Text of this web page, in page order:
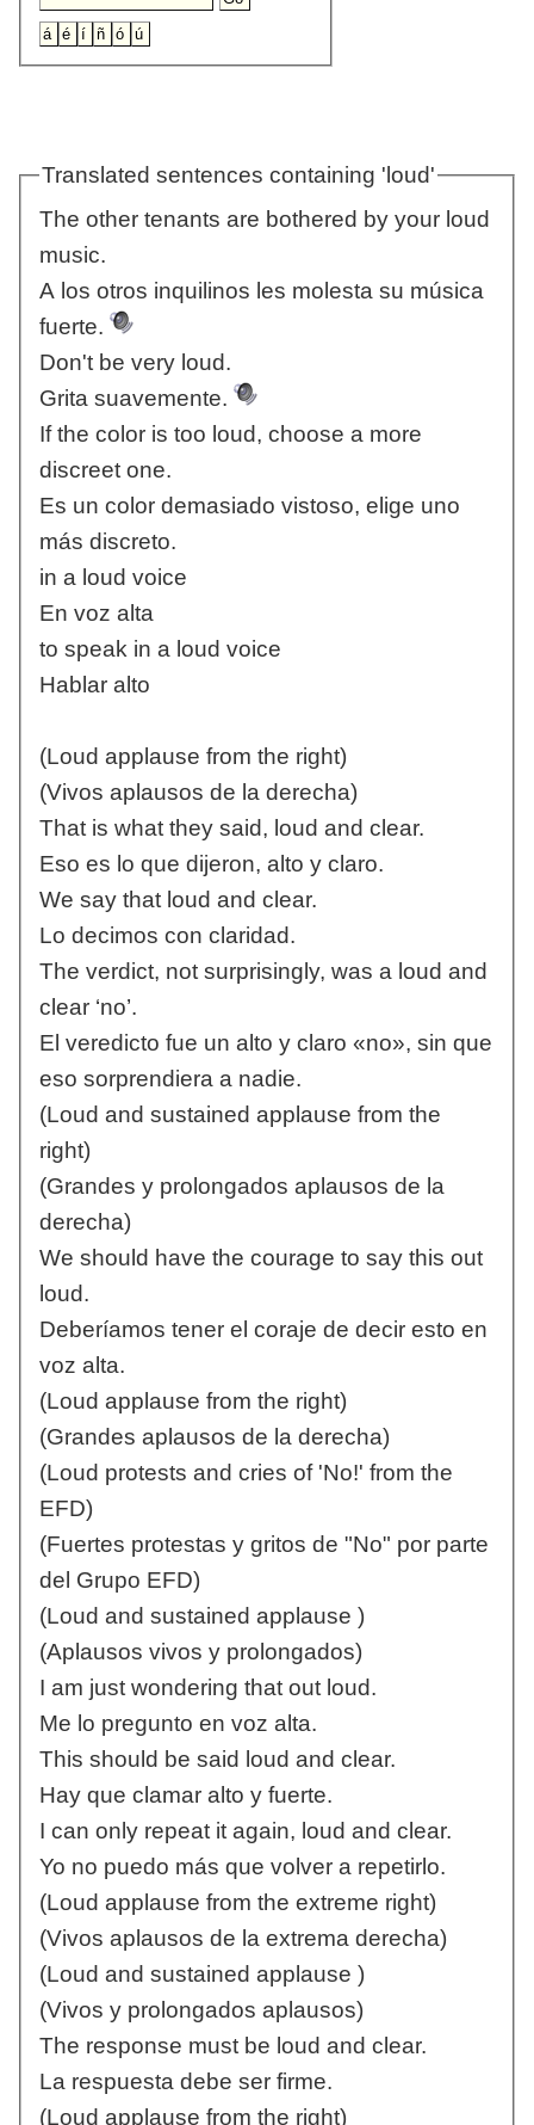
Translated sentences containing 'loud'
The other tenants are bothered by your loud
music.
A los otros inquilinos les molesta su música
fuerte.
Don't be very loud.
Grita suavemente.
If the color is too loud, choose a more
discreet one.
Es un color demasiado vistoso, elige uno
más discreto.
in a loud voice
En voz alta
to speak in a loud voice
Hablar alto
(Loud applause from the right)
(Vivos aplausos de la derecha)
That is what they said, loud and clear.
Eso es lo que dijeron, alto y claro.
We say that loud and clear.
Lo decimos con claridad.
The verdict, not surprisingly, was a loud and
clear ‘no’.
El veredicto fue un alto y claro «no», sin que
eso sorprendiera a nadie.
(Loud and sustained applause from the
right)
(Grandes y prolongados aplausos de la
derecha)
We should have the courage to say this out
loud.
Deberíamos tener el coraje de decir esto en
voz alta.
(Loud applause from the right)
(Grandes aplausos de la derecha)
(Loud protests and cries of 'No!' from the
EFD)
(Fuertes protestas y gritos de "No" por parte
del Grupo EFD)
(Loud and sustained applause )
(Aplausos vivos y prolongados)
I am just wondering that out loud.
Me lo pregunto en voz alta.
This should be said loud and clear.
Hay que clamar alto y fuerte.
I can only repeat it again, loud and clear.
Yo no puedo más que volver a repetirlo.
(Loud applause from the extreme right)
(Vivos aplausos de la extrema derecha)
(Loud and sustained applause )
(Vivos y prolongados aplausos)
The response must be loud and clear.
La respuesta debe ser firme.
(Loud applause from the right)